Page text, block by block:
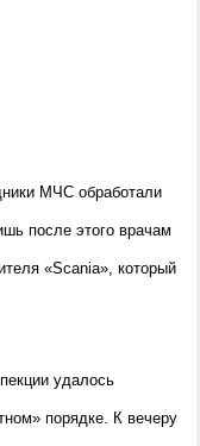
МЧС обработали
после этого врачам
«Scania», который
удалось
порядке. К вечеру